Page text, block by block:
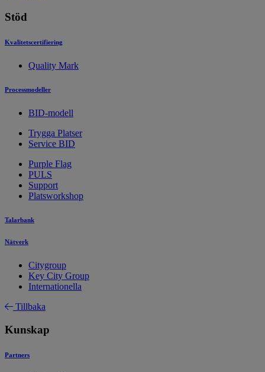
Stöd
Kvalitetscertifiering
Quality Mark
Processmodeller
BID-modell
Trygga Platser
Service BID
Purple Flag
PULS
Support
Platsworkshop
Talarbank
Nätverk
Citygroup
Key City Group
Internationella
Tillbaka
Kunskap
Partners